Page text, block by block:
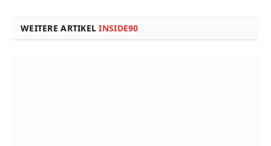
WEITERE ARTIKELINSIDE90